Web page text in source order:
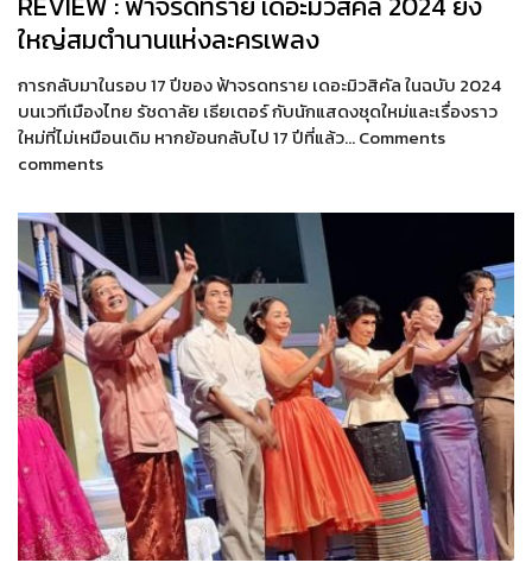
ใหญ่สมตำนานแห่งละครเพลง
การกลับมาในรอบ 17 ปีของ ฟ้าจรดทราย เดอะมิวสิคัล ในฉบับ 2024
บนเวทีเมืองไทย รัชดาลัย เธียเตอร์ กับนักแสดงชุดใหม่และเรื่องราว
ใหม่ที่ไม่เหมือนเดิม หากย้อนกลับไป 17 ปีที่แล้ว… Comments
comments